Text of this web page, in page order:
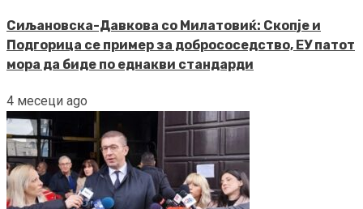
Сиљановска-Давкова со Милатовиќ: Скопје и
Подгорица се пример за добрососедство, ЕУ патот
мора да биде по еднакви стандарди
4 месеци ago